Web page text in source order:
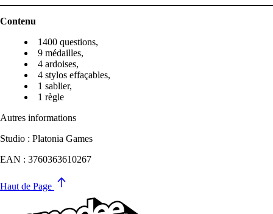
Contenu
1400 questions,
9 médailles,
4 ardoises,
4 stylos effaçables,
1 sablier,
1 règle
Autres informations
Studio : Platonia Games
EAN : 3760363610267
Haut de Page